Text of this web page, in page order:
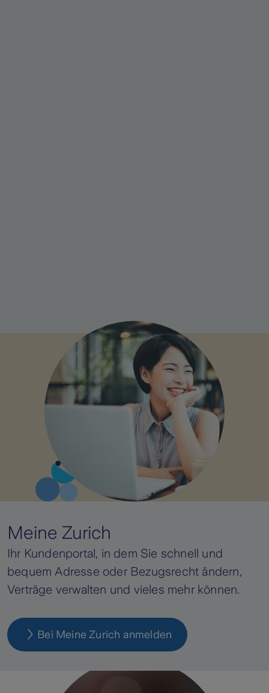
Meine Zurich
Ihr Kundenportal, in dem Sie schnell und
bequem Adresse oder Bezugsrecht ändern,
Verträge verwalten und vieles mehr können.
Bei Meine Zurich anmelden